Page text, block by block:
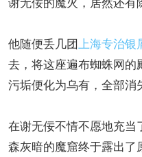
他随便丢几团上海专治银
去，将这座遍布蜘蛛网
污垢便化为乌有，全部消
在谢无佞不情不愿地充当
森灰暗的魔窟终于露出了